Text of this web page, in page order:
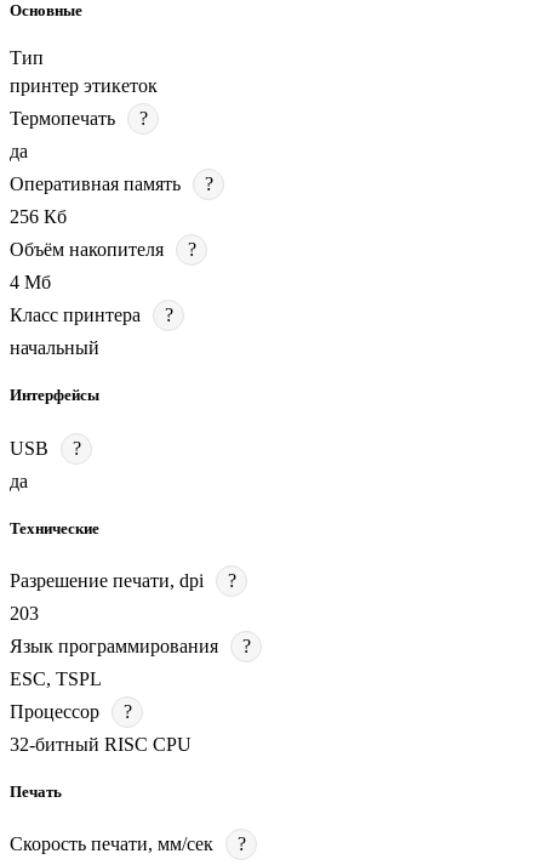
Основные
Тип
принтер этикеток
Термопечать
?
да
Оперативная память
?
256 Кб
Объём накопителя
?
4 Мб
Класс принтера
?
начальный
Интерфейсы
USB
?
да
Технические
Разрешение печати, dpi
?
203
Язык программирования
?
ESC, TSPL
Процессор
?
32-битный RISC CPU
Печать
Скорость печати, мм/сек
?